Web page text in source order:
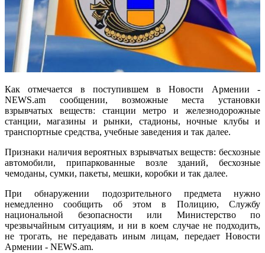
Как отмечается в поступившем в Новости Армении -
NEWS.am сообщении, возможные места установки
взрывчатых веществ: станции метро и железнодорожные
станции, магазины и рынки, стадионы, ночные клубы и
транспортные средства, учебные заведения и так далее.
Признаки наличия вероятных взрывчатых веществ: бесхозные
автомобили, припаркованные возле зданий, бесхозные
чемоданы, сумки, пакеты, мешки, коробки и так далее.
При обнаружении подозрительного предмета нужно
немедленно сообщить об этом в Полицию, Службу
национальной безопасности или Министерство по
чрезвычайным ситуациям, и ни в коем случае не подходить,
не трогать, не передавать иным лицам, передает Новости
Армении - NEWS.am.